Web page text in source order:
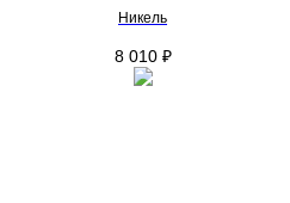
Никель
8 010 ₽